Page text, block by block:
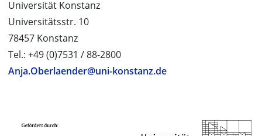
Universität Konstanz
Universitätsstr. 10
78457 Konstanz
Tel.: +49 (0)7531 / 88-2800
Anja.Oberlaender@uni-konstanz.de